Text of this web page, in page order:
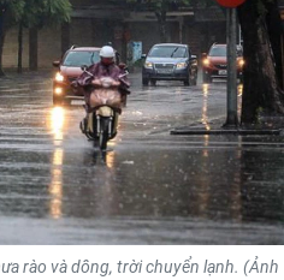
rào và dông, trời chuyển lạnh. (Ảnh